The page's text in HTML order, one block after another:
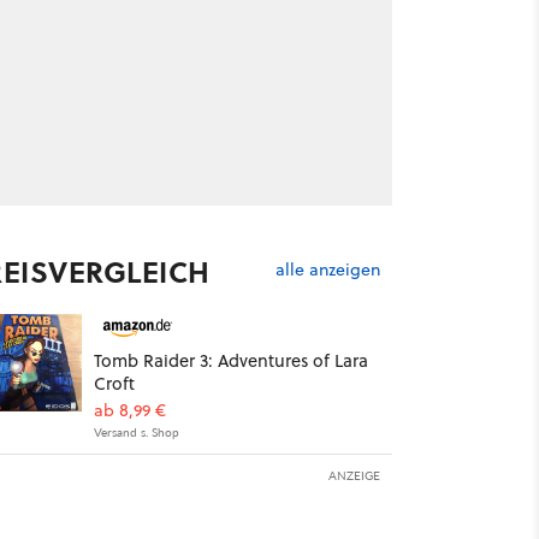
alle anzeigen
Tomb Raider 3: Adventures of Lara
Croft
ab 8,99 €
Versand s. Shop
ANZEIGE